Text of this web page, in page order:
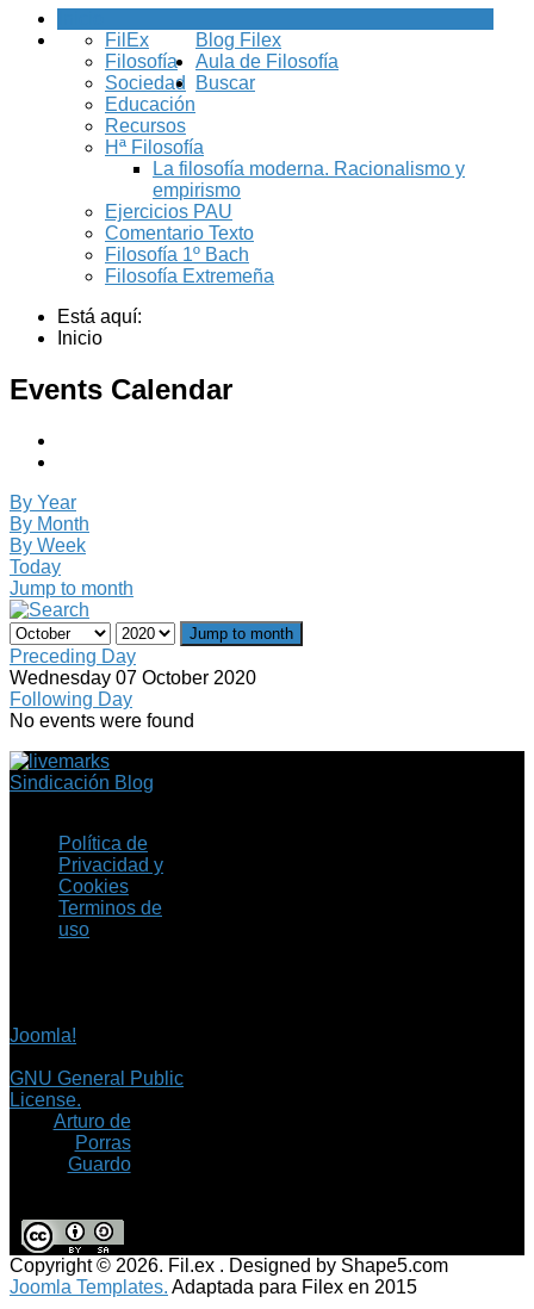
Blog Filex
FilEx
Filosofía
Sociedad
Educación
Recursos
Aula de Filosofía
Hª Filosofía
La filosofía moderna. Racionalismo y
empirismo
Ejercicios PAU
Comentario Texto
Filosofía 1º Bach
Filosofía Extremeña
Buscar
Está aquí:
Inicio
Events Calendar
By Year
By Month
By Week
Today
Jump to month
Jump to month
Preceding Day
Wednesday 07 October 2020
Following Day
No events were found
Sindicación Blog
Política de
Privacidad y
Cookies
Terminos de
uso
Joomla!
GNU General Public
License.
Arturo de
Porras
Guardo
Copyright © 2026. Fil.ex . Designed by Shape5.com
Joomla Templates. Adaptada para Filex en 2015